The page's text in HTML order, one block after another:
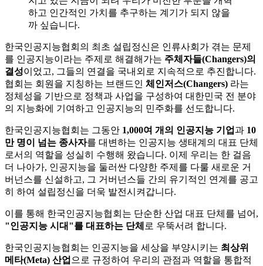
하고 인간적인 가치를 추구하는 계기가 되지 않을
까 싶습니다.
한국인공지능협회의 최초 설립정신은 인류사회가 겪는 문제
를 인공지능이라는 주제로 해결해가는 주체자들(Changers)의
결성이었고, 그들의 연결을 국내외로 지속적으로 추진합니다.
협회는 회원을 지칭하는 브랜드인 체인저스(Changers) 라는
정체성을 기반으로 정책과 사업을 구성하여 대한민국 전 분야
의 지능화에 기여하고 인공지능의 민주화를 선도합니다.
한국인공지능협회는 그동안 1,000여 개의 인공지능 기업과 10
만 명이 넘는 종사자를 대변하는 인공지능 생태계의 대표 단체
로서의 역할을 성실히 수행해 왔습니다. 이제 우리는 한 걸음
더 나아가, 인공지능을 둘러싼 다양한 주제를 다룰 새로운 거
버넌스를 신설하고, 그 거버넌스들 간의 유기적인 연계를 공고
히 하여 설립정신을 더욱 발전시켜갑니다.
이를 통해 한국인공지능협회는 단순한 산업 대표 단체를 넘어,
"인공지능 시대"를 대표하는 단체 로 우뚝서려 합니다.
한국인공지능협회는 인공지능을 세상을 부양시키는 최상위
메타(Meta) 산업 으로 규정하여 우리의 관점과 역할을 통합적